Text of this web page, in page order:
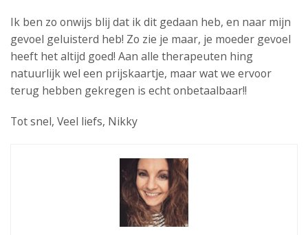
Ik ben zo onwijs blij dat ik dit gedaan heb, en naar mijn
gevoel geluisterd heb! Zo zie je maar, je moeder gevoel
heeft het altijd goed! Aan alle therapeuten hing
natuurlijk wel een prijskaartje, maar wat we ervoor
terug hebben gekregen is echt onbetaalbaar!!
Tot snel, Veel liefs, Nikky